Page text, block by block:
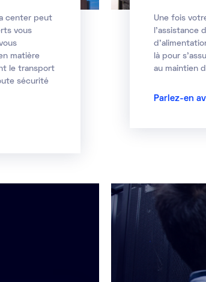
centerpeut
vous
matière
le transport
sécurité
Une fois
là pour
au maintien
Parlez-en